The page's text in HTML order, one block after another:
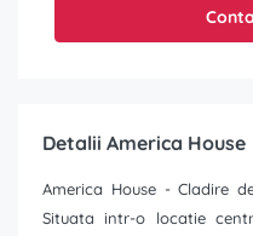
Detalii America House
America House - Cladire
Situata intr-o locatie